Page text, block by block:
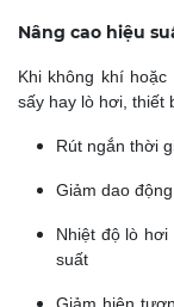
Nâng cao hiệu
Khi không khí
sấy hay lò hơi, thiết
Rút ngắn thời
Giảm dao
Nhiệt độ lò
suất